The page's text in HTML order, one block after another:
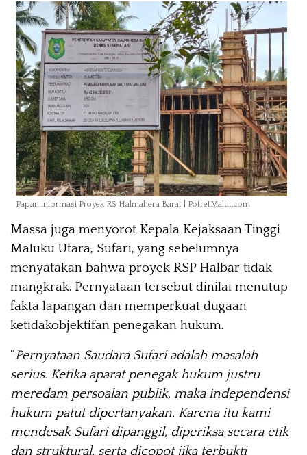
Papan informasi Proyek RS Halmahera Barat | PotretMalut.com
Massa juga menyorot Kepala Kejaksaan Tinggi
Maluku Utara, Sufari, yang sebelumnya
menyatakan bahwa proyek RSP Halbar tidak
mangkrak. Pernyataan tersebut dinilai menutup
fakta lapangan dan memperkuat dugaan
ketidakobjektifan penegakan hukum.
“Pernyataan Saudara Sufari adalah masalah
serius. Ketika aparat penegak hukum justru
meredam persoalan publik, maka independensi
hukum patut dipertanyakan. Karena itu kami
mendesak Sufari dipanggil, diperiksa secara etik
dan struktural, serta dicopot jika terbukti